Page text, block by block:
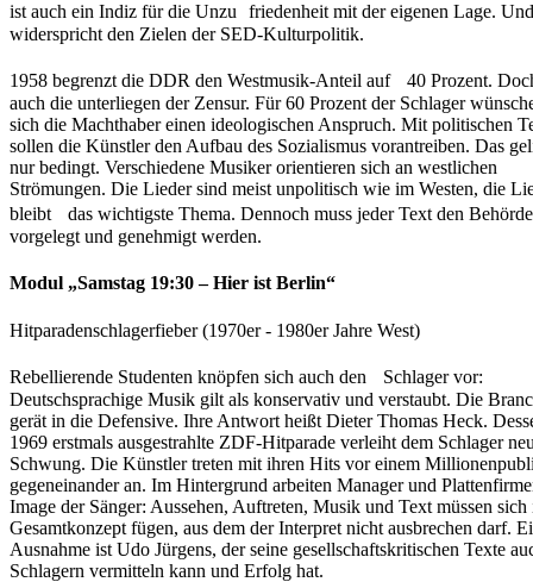
ist auch ein Indiz für die Unzu friedenheit mit der eigenen Lage.
widerspricht den Zielen der SED-Kulturpolitik.
1958 begrenzt die DDR den Westmusik-Anteil auf 40 Prozent.
auch die unterliegen der Zensur. Für 60 Prozent der Schlager
sich die Machthaber einen ideologischen Anspruch. Mit politischen
sollen die Künstler den Aufbau des Sozialismus vorantreiben. Das
nur bedingt. Verschiedene Musiker orientieren sich an westlichen
Strömungen. Die Lieder sind meist unpolitisch wie im Westen, die
bleibt das wichtigste Thema. Dennoch muss jeder Text den
vorgelegt und genehmigt werden.
Modul „Samstag 19:30 – Hier ist Berlin“
Hitparadenschlagerfieber (1970er - 1980er Jahre West)
Rebellierende Studenten knöpfen sich auch den Schlager vor:
Deutschsprachige Musik gilt als konservativ und verstaubt. Die
gerät in die Defensive. Ihre Antwort heißt Dieter Thomas Heck.
1969 erstmals ausgestrahlte ZDF-Hitparade verleiht dem Schlager
Schwung. Die Künstler treten mit ihren Hits vor einem
gegeneinander an. Im Hintergrund arbeiten Manager und
Image der Sänger: Aussehen, Auftreten, Musik und Text müssen sich
Gesamtkonzept fügen, aus dem der Interpret nicht ausbrechen darf.
Ausnahme ist Udo Jürgens, der seine gesellschaftskritischen Texte
Schlagern vermitteln kann und Erfolg hat.